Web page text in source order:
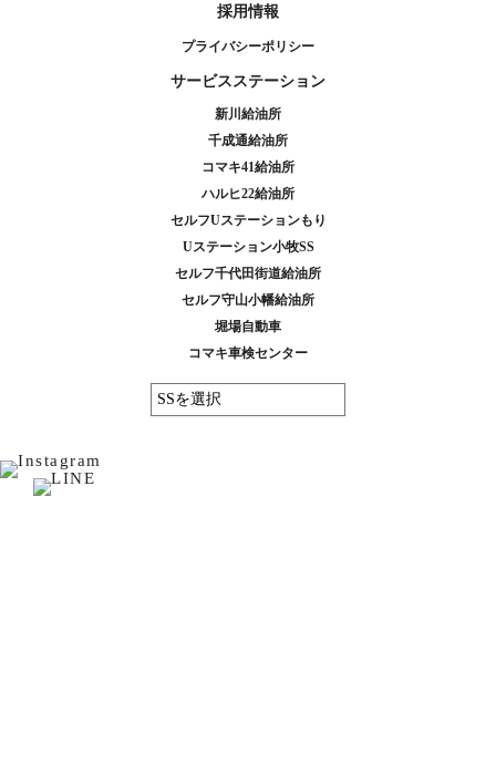
採用情報
プライバシーポリシー
サービスステーション
新川給油所
千成通給油所
コマキ41給油所
ハルヒ22給油所
セルフUステーションもり
Uステーション小牧SS
セルフ千代田街道給油所
セルフ守山小幡給油所
堀場自動車
コマキ車検センター